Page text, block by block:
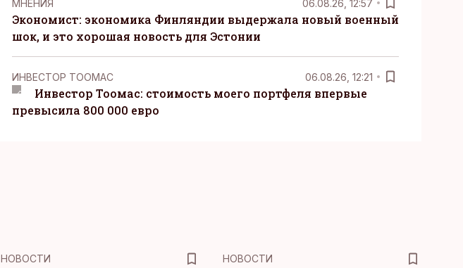
MНЕНИЯ 06.08.26, 12:57
Экономист: экономика Финляндии выдержала новый военный
шок, и это хорошая новость для Эстонии
ИНВЕСТОР ТООМАС 06.08.26, 12:21
Инвестор Тоомас: стоимость моего портфеля впервые
превысила 800 000 евро
НОВОСТИ
НОВОСТИ